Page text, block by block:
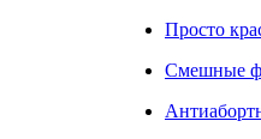
Просто
Смешные